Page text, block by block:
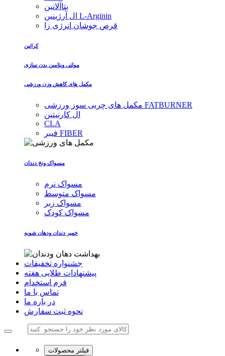
بتاآلانین
ال آرژینین L-Arginin
قرص جوشان انرژی زا
کراتین
مولتی ویتامین بدن سازی
مکمل های کاهش وزن ورزشی
مکمل های چربی سوز ورزشی FATBURNER
ال کارنیتین
CLA
فیبر FIBER
مسواک ونخ دندان
مسواک نرم
مسواک متوسط
مسواک زبر
مسواک کودک
خمیر دندان ودهان شویه
جشنواره تخفیفات
پیشنهادات طلایی هفته
فرم استخدام
تماس با ما
در باره ما
نحوه ثبت سفارش
فیلتر محصولات